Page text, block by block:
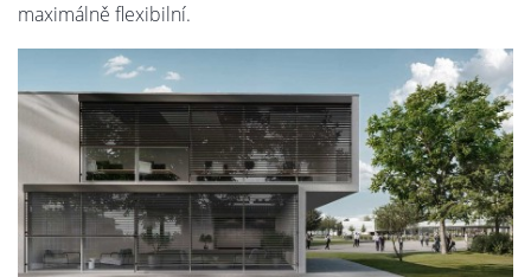
maximálně flexibilní.